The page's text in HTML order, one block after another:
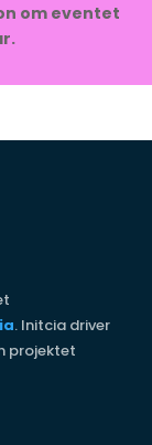
om eventet
. Initcia driver
projektet